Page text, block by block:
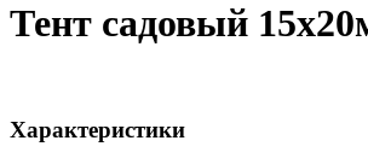
Тент садовый
Характеристики